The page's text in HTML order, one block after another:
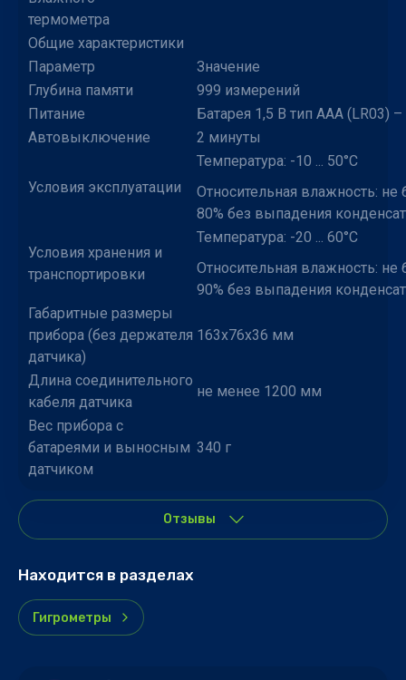
термометра
Общие характеристики
Параметр
Значение
Глубина памяти
999 измерений
Питание
Батарея 1,5 В тип ААА (LR03)
Автовыключение
2 минуты
Условия эксплуатации
Температура: -10 ... 50°С
Относительная влажность: не
80% без выпадения
Условия хранения и
транспортировки
Температура: -20 ... 60°С
Относительная влажность: не
90% без выпадения
Габаритные размеры
прибора (без держателя
датчика)
163х76х36 мм
Длина соединительного
кабеля датчика
не менее 1200 мм
Вес прибора с
батареями и выносным
датчиком
340 г
Отзывы
Находится в разделах
Гигрометры